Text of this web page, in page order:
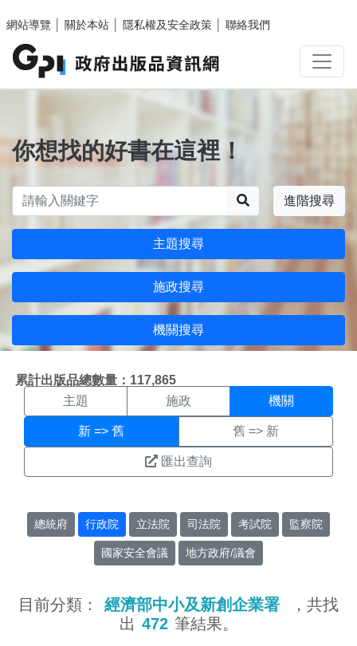
網站導覽
關於本站 隱私權及安全政策 聯絡我們
你想找的好書在這裡！
進階搜尋
主題搜尋
施政搜尋
機關搜尋
累計出版品總數量：117,865
機關搜尋結果頁面
主題 施政 機關
新 => 舊 舊 => 新
匯出查詢
總統府 行政院 立法院 司法院 考試院 監察院
國家安全會議 地方政府/議會
目前分類： 經濟部中小及新創企業署
，共找
出 472 筆結果。